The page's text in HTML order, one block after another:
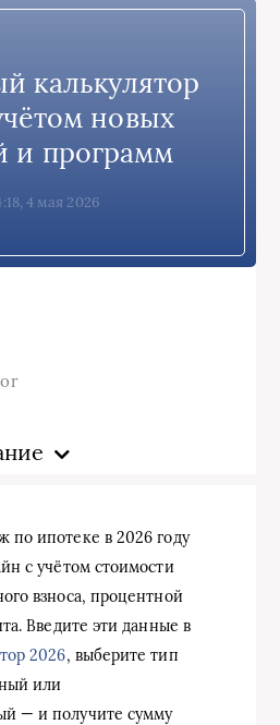
калькулятор
новых
и программ
4 мая 2026
по ипотеке в 2026 году
с учётом стоимости
взноса, процентной
Введите эти данные в
2026, выберите тип
или
— и получите сумму